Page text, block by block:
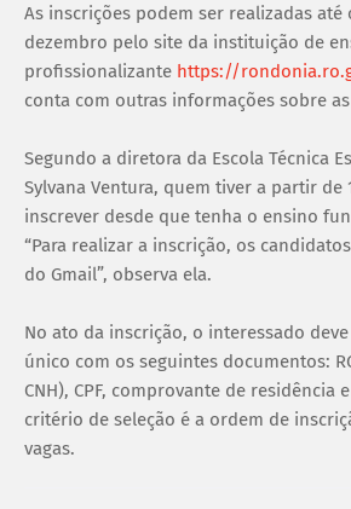
As inscrições podem ser realizadas até
dezembro pelo site da instituição de
profissionalizante https://
conta com outras informações sobre
Segundo a diretora da Escola Técnica
Sylvana Ventura, quem tiver a partir de
inscrever desde que tenha o ensino
“Para realizar a inscrição, os
do Gmail”, observa ela.
No ato da inscrição, o interessado
único com os seguintes documentos:
CNH), CPF, comprovante de residência
critério de seleção é a ordem de
vagas.